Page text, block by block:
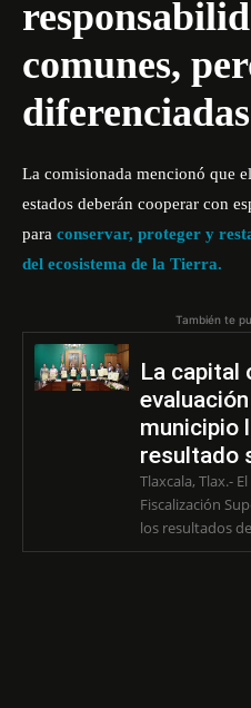
comunes,
La comisionada mencionó que el
estados deberán cooperar con
para conservar, proteger y
del ecosistema de la Tierra.
También te
La capital
municipio
resultado
Tlaxcala, Tlax.-
Fiscalización
los resultados